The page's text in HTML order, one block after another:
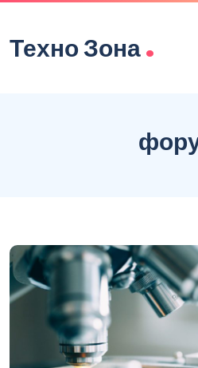
Техно Зона.